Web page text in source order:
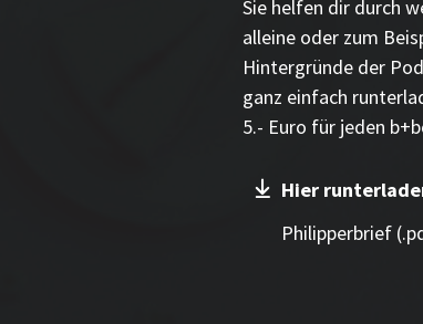
Sie helfen dir durch
alleine oder zum
Hintergründe der
ganz einfach
5.- Euro für jeden
Hier
Philipperbrief